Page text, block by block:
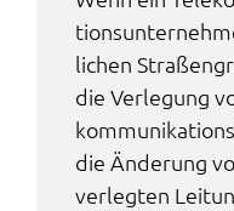
li­chen
die Verle­gung
die Ände­rung
verleg­ten